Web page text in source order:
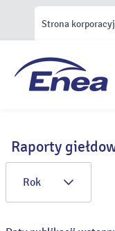
Strona
Raporty
Rok